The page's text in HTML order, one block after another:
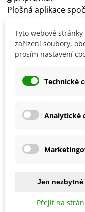
Plošná aplikace
Rostlinynení
Bezpečnostní
Detaily produktu
SOUVISEJÍCÍ
Tyto webové
zařízení soubory,
prosím nastavení
Technické
Analytické
Jen nezbytné
Přejít na